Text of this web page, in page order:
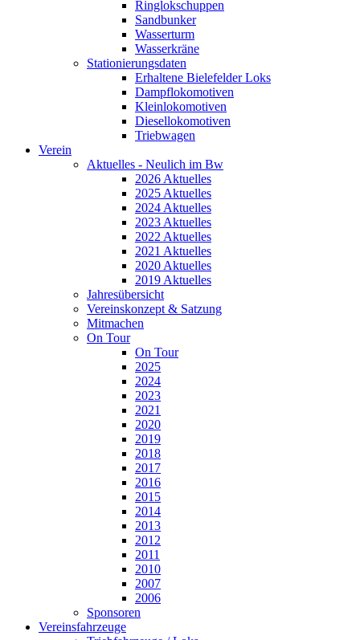
Ringlokschuppen
Sandbunker
Wasserturm
Wasserkräne
Stationierungsdaten
Erhaltene Bielefelder Loks
Dampflokomotiven
Kleinlokomotiven
Diesellokomotiven
Triebwagen
Verein
Aktuelles - Neulich im Bw
2026 Aktuelles
2025 Aktuelles
2024 Aktuelles
2023 Aktuelles
2022 Aktuelles
2021 Aktuelles
2020 Aktuelles
2019 Aktuelles
Jahresübersicht
Vereinskonzept & Satzung
Mitmachen
On Tour
On Tour
2025
2024
2023
2021
2020
2019
2018
2017
2016
2015
2014
2013
2012
2011
2010
2007
2006
Sponsoren
Vereinsfahrzeuge